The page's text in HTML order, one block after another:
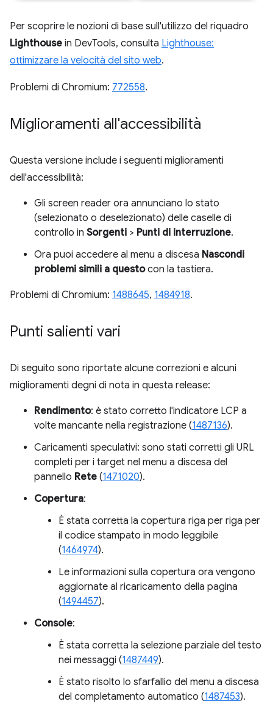
Per scoprire le nozioni di base sull'utilizzo del riquadro
Lighthouse in DevTools, consulta Lighthouse:
ottimizzare la velocità del sito web.
Problemi di Chromium: 772558.
Miglioramenti all'accessibilità
Questa versione include i seguenti miglioramenti
dell'accessibilità:
Gli screen reader ora annunciano lo stato
(selezionato o deselezionato) delle caselle di
controllo in Sorgenti > Punti di interruzione.
Ora puoi accedere al menu a discesa Nascondi
problemi simili a questocon la tastiera.
Problemi di Chromium: 1488645, 1484918.
Punti salienti vari
Di seguito sono riportate alcune correzioni e alcuni
miglioramenti degni di nota in questa release:
Rendimento: è stato corretto l'indicatore LCP a
volte mancante nella registrazione (1487136).
Caricamenti speculativi: sono stati corretti gli URL
completi per i target nel menu a discesa del
pannello Rete (1471020).
Copertura:
È stata corretta la copertura riga per riga per
il codice stampato in modo leggibile
(1464974).
Le informazioni sulla copertura ora vengono
aggiornate al ricaricamento della pagina
(1494457).
Console:
È stata corretta la selezione parziale del testo
nei messaggi (1487449).
È stato risolto lo sfarfallio del menu a discesa
del completamento automatico (1487453).